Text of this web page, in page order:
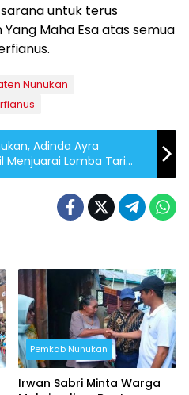
untuk terus
Maha Esa atas semua
Nunukan
Adinda Ayra
Menjuarai Lomba Tari
Pemkab Nunukan
Irwan Sabri Minta Warga